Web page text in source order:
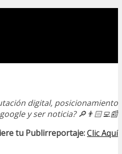
digital, posicionamiento
y ser noticia?🔎👨🏻‍💻📰
tu Publirreportaje:Clic Aquí